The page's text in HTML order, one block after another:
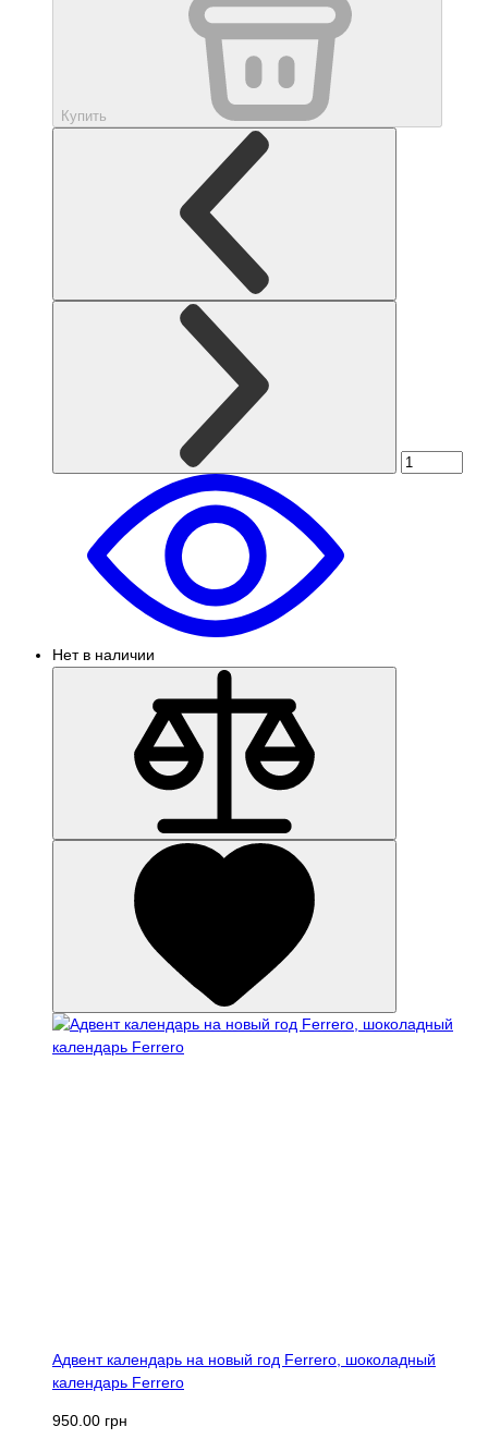
Купить
Нет в наличии
Адвент календарь на новый год Ferrero, шоколадный
календарь Ferrero
950.00 грн